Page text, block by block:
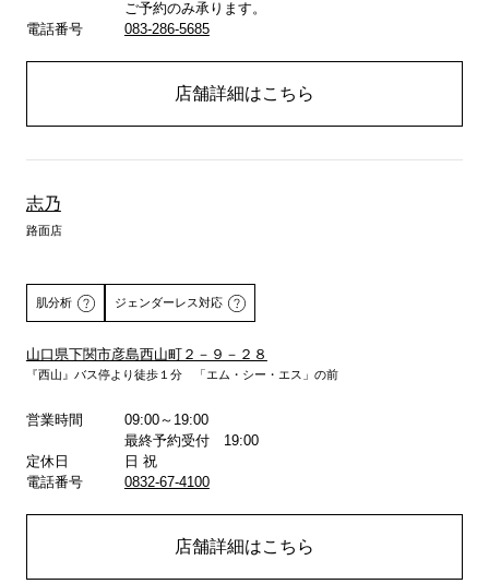
ご予約のみ承ります。
電話番号
083-286-5685
店舗詳細はこちら
志乃
路面店
肌分析
詳しくはこちら
ジェンダーレス対応
山口県下関市彦島西山町２－９－２８
『西山』バス停より徒歩１分 「エム・シー・エス」の前
営業時間
09:00～19:00
最終予約受付 19:00
定休日
日 祝
電話番号
0832-67-4100
店舗詳細はこちら